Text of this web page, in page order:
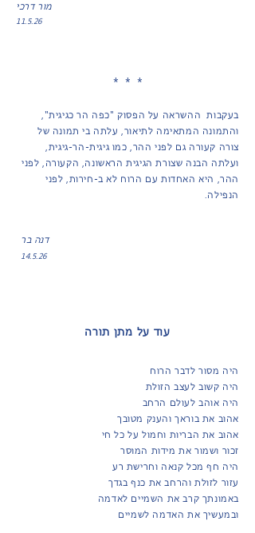
מור דרכי
11.5.26
* * *
בעקבות ההשראה על הפסוק "כפה הר כגיגית",
והתמונה המתאימה לתיאור, עלתה בי תמונה של
צורה קעורה גם לפני ההר, כמו גיגית-הר-גיגית,
ועלתה הבנה שצורת הגיגית הראשונה, הקעורה, לפני
ההר, היא האחדות עם הרוח לא ב-חירות, לפני
הנפילה.
דנה בר
14.5.26
עוד על מתן תורה
היה מסור לדבר הרוח
היה קשוב לעצב הזולת
היה אוהב לעולם הרחב
אהוב את בוראך והענק מטובך
אהוב את הבריות וחמול על כל חי
זכור ושמור את מידות המוסר
היה חף מכל קנאה וחרישת רע
עזור לזולת והרחב את כנף בגדך
באמונתך קרב את השמיים לאדמה
ובמעשיך את האדמה לשמיים